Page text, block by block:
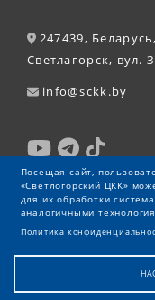
247439,
Светлагорск, вул.
info@sckk.by
Посещая сайт,
«Светлогорский ЦКК»
для их обработки
аналогичными
Политика